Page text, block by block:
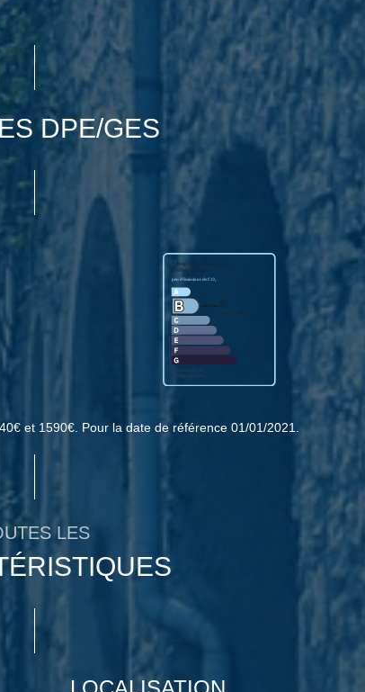
DPE/GES
et 1590€. Pour la date de référence 01/01/2021.
LES